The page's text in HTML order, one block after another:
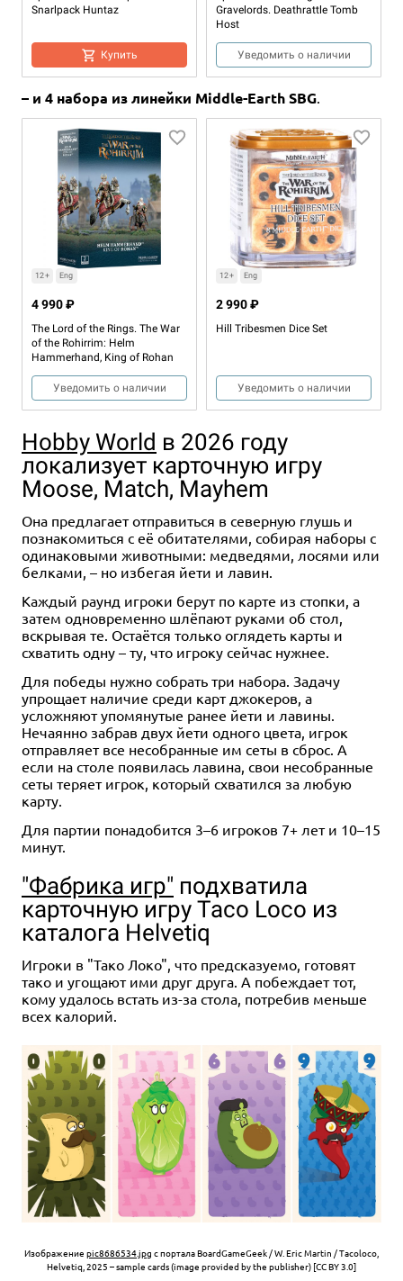
Snarlpack Huntaz
Купить
Gravelords. Deathrattle Tomb
Host
Уведомить о наличии
Eng
24 990 ₽
– и 4 набора из линейки Middle-Earth SBG.
12+ Eng
The Lord of the Rings. The War
of the Rohirrim: Helm
Hammerhand, King of Rohan
4 990 ₽
Уведомить о наличии
12+ Eng
Hill Tribesmen Dice Set
2 990 ₽
Уведомить о наличии
Rohirrim Dice Set
2 990 ₽
Уведомить о наличии
The Lord of the Rings. The War
of the Rohirrim: Frealaf
Hildeson, Olwyn and Lief,
Heroes of Rohan
6 990 ₽
Купить
Hobby World в 2026 году
локализует карточную игру
Moose, Match, Mayhem
Она предлагает отправиться в северную глушь и
познакомиться с её обитателями, собирая наборы с
одинаковыми животными: медведями, лосями или
белками, – но избегая йети и лавин.
Каждый раунд игроки берут по карте из стопки, а
затем одновременно шлёпают руками об стол,
вскрывая те. Остаётся только оглядеть карты и
схватить одну – ту, что игроку сейчас нужнее.
Для победы нужно собрать три набора. Задачу
упрощает наличие среди карт джокеров, а
усложняют упомянутые ранее йети и лавины.
Нечаянно забрав двух йети одного цвета, игрок
отправляет все несобранные им сеты в сброс. А
если на столе появилась лавина, свои несобранные
сеты теряет игрок, который схватился за любую
карту.
Для партии понадобится 3–6 игроков 7+ лет и 10–15
минут.
"Фабрика игр" подхватила
карточную игру Taco Loco из
каталога Helvetiq
Игроки в "Тако Локо", что предсказуемо, готовят
тако и угощают ими друг друга. А побеждает тот,
кому удалось встать из-за стола, потребив меньше
всех калорий.
Изображение pic8686534.jpg с портала BoardGameGeek / W. Eric Martin / Tacoloco,
Helvetiq, 2025 – sample cards (image provided by the publisher) [CC BY 3.0]